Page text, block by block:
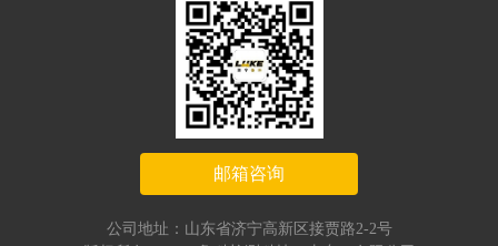
邮箱咨询
公司地址：山东省济宁高新区接贾路2-2号